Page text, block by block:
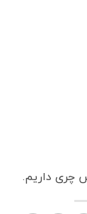
چری داریم.